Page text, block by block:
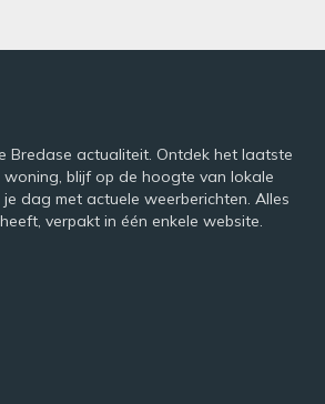
Bredase actualiteit. Ontdek het laatste
woning, blijf op de hoogte van lokale
dag met actuele weerberichten. Alles
verpakt in één enkele website.